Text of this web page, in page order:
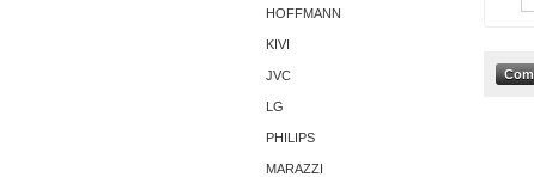
HOFFMANN
KIVI
JVC
LG
PHILIPS
MARAZZI